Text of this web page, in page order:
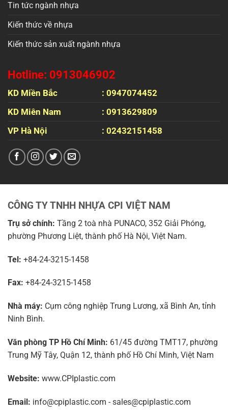
Tin tức ngành nhựa
Kiến thức về nhựa
Kiến thức sản xuất ngành nhựa
Hotline: 0913046902
KD Miền Bắc
: 0947074452
KD Miên Nam
: 0913629809
VP Hà Nội
: 02432151458
CÔNG TY TNHH NHỰA CPI VIỆT NAM
Trụ sở chính: Tầng 2 toà nhà PUNACO, 352 Giải Phóng,
phường Phương Liệt, thành phố Hà Nội, Việt Nam.
Tel: +84-24-3215-1458
Fax: +84-24-3215-1458
Nhà máy: Cụm công nghiệp Trung Lương, xã Bình An, tỉnh
Ninh Bình.
Văn phòng TP Hồ Chí Minh: 61/45 đường TMT17, phường
Trung Mỹ Tây, Quận 12, thành phố Hồ Chí Minh, Việt Nam
Website: www.CPIplastic.com
Email: info@cpiplastic.com - sales@cpiplastic.com